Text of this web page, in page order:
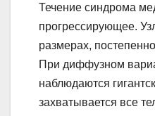
Течение синдрома
прогрессирующее.
размерах,
При диффузном
наблюдаются
захватывается все